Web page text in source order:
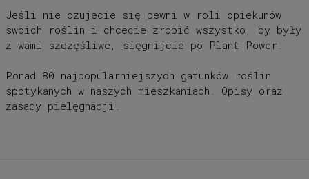
Jeśli nie czujecie się pewni w roli opiekunów
swoich roślin i chcecie zrobić wszystko, by były
z wami szczęśliwe, sięgnijcie po Plant Power.
Ponad 80 najpopularniejszych gatunków roślin
spotykanych w naszych mieszkaniach. Opisy oraz
zasady pielęgnacji.